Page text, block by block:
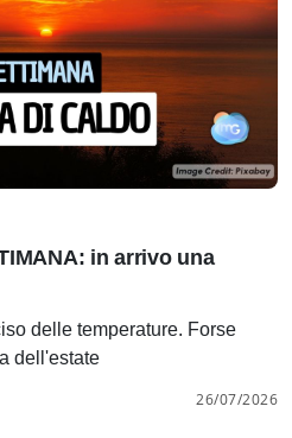
in arrivo una
delle temperature. Forse
dell'estate
26/07/2026